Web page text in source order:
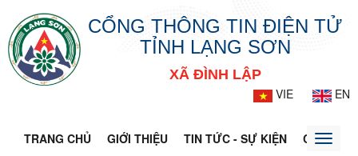
CỔNG THÔNG TIN ĐIỆN TỬ
TỈNH LẠNG SƠN
XÃ ĐÌNH LẬP
VIE
EN
TRANG CHỦ GIỚI THIỆU TIN TỨC - SỰ KIỆN CỔNGToggle